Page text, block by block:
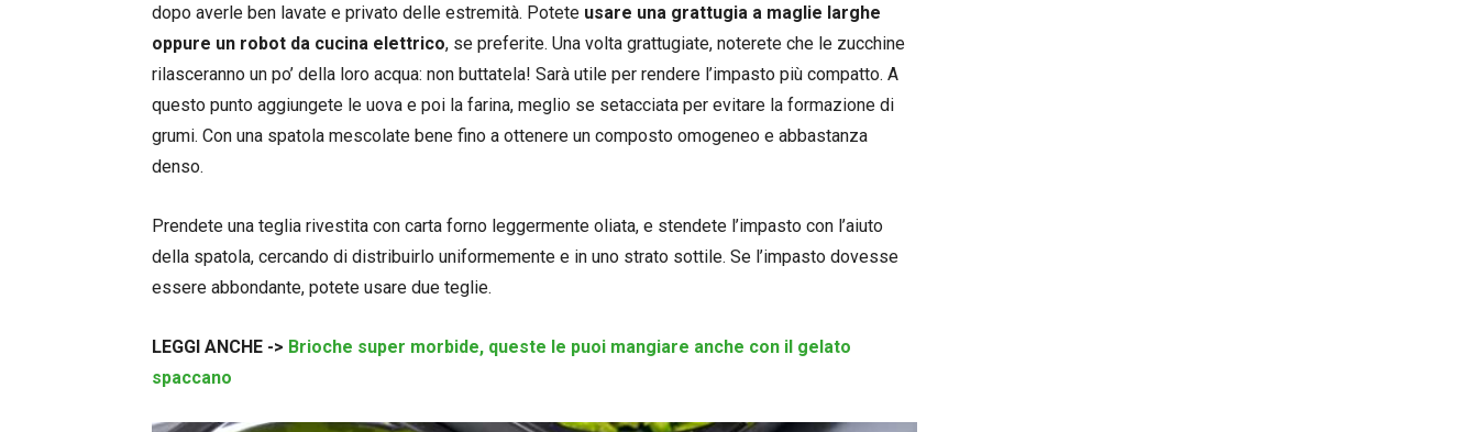
dopo averle ben lavate e privato delle estremità. Potete usare una grattugia a maglie larghe
oppure un robot da cucina elettrico, se preferite. Una volta grattugiate, noterete che le zucchine
rilasceranno un po’ della loro acqua: non buttatela! Sarà utile per rendere l’impasto più compatto. A
questo punto aggiungete le uova e poi la farina, meglio se setacciata per evitare la formazione di
grumi. Con una spatola mescolate bene fino a ottenere un composto omogeneo e abbastanza
denso.
Prendete una teglia rivestita con carta forno leggermente oliata, e stendete l’impasto con l’aiuto
della spatola, cercando di distribuirlo uniformemente e in uno strato sottile. Se l’impasto dovesse
essere abbondante, potete usare due teglie.
LEGGI ANCHE -> Brioche super morbide, queste le puoi mangiare anche con il gelato
spaccano